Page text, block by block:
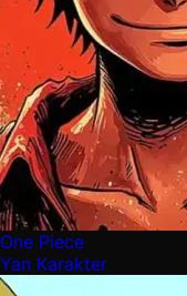
One Piece
Yan Karakter